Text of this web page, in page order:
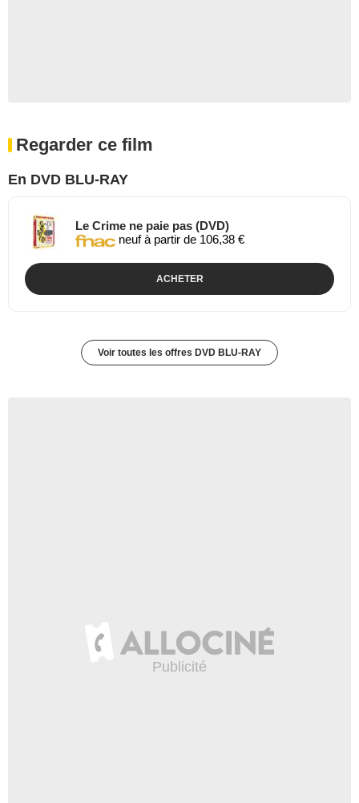
Regarder ce film
En DVD BLU-RAY
Le Crime ne paie pas (DVD)
neuf à partir de 106,38 €
ACHETER
Voir toutes les offres DVD BLU-RAY